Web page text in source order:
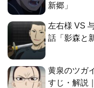
新郷」
左右様 VS
話「影森と
黄泉のツガ
すじ・解説